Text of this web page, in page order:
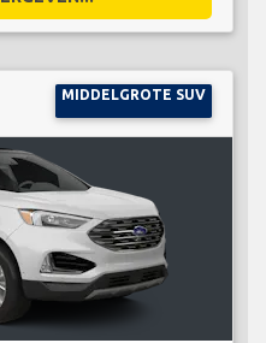
MIDDELGROTE SUV